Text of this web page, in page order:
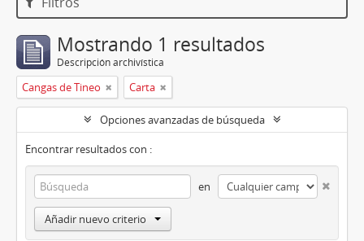
Mostrando 1 resultados
Descripción archivística
Cangas de Tineo Carta
Opciones avanzadas de búsqueda
Encontrar resultados con :
en
Añadir nuevo criterio